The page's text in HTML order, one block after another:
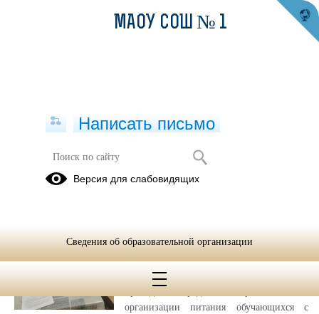
Публикации за 22.12.2025
22.12.2025
15.01.2025 в школьной столовой был
организации питания обучающихся с
МАОУ СОШ № 1
Написать письмо
Версия для слабовидящих
Сведения об образовательной организации